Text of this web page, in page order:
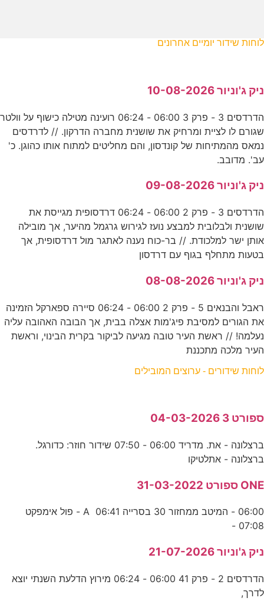
לוחות שידור יומיים אחרונים
ניק ג'וניור 10-08-2026
הדרדסים 3 - פרק 3 06:00 - 06:24 רועינה מטילה כישוף על וולטר
שגורם לו לציית ומרחיק את שושנית מחברה הדרקון. // לדרדסים
נמאס מהמתיחות של קונדסון, והם מחליטים למתוח אותו כהוגן. כ'
עב'. מדובב.
ניק ג'וניור 09-08-2026
הדרדסים 3 - פרק 2 06:00 - 06:24 דרדסופית מגייסת את
שושנית ולבלובית למבצע נועז לגירוש גרגמל מהיער, אך מובילה
אותן ישר למלכודת. // בר-כוח נענה לאתגר מול דרדסופית, אך
בטעות מתחלף בגוף עם דרדסון
ניק ג'וניור 08-08-2026
ראבל והבנאים 5 - פרק 2 06:00 - 06:24 סיירה ספארקל הזמינה
את הגורים למסיבת פיג'מות אצלה בבית, אך הבובה האהובה עליה
נעלמה! // ראשת העיר טובה מגיעה לביקור בקרית הבינוי, וראשת
העיר מלכה מתכננת
לוחות שידורים - ערוצים המובילים
ספורט 3 04-03-2026
ברצלונה - את. מדריד 06:00 - 07:50 שידור חוזר: כדורגל.
ברצלונה - אתלטיקו
ONE ספורט 31-03-2022
06:00 - המיטב ממחזור 30 בסרייה A 06:41 - פול אימפקט
07:08 -
ניק ג'וניור 21-07-2026
הדרדסים 2 - פרק 41 06:00 - 06:24 מירוץ הדלעת השנתי יוצא
לדרך,